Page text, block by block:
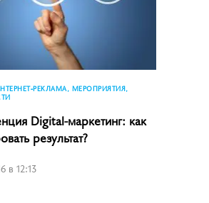
РЕКЛАМА, МЕРОПРИЯТИЯ,
Digital-маркетинг: как
результат?
в 12:13